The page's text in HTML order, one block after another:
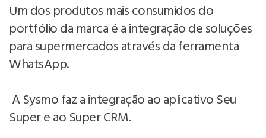
Um dos produtos mais consumidos do
portfólio da marca é a integração de soluções
para supermercados através da ferramenta
WhatsApp.
A Sysmo faz a integração ao aplicativo Seu
Super e ao Super CRM.